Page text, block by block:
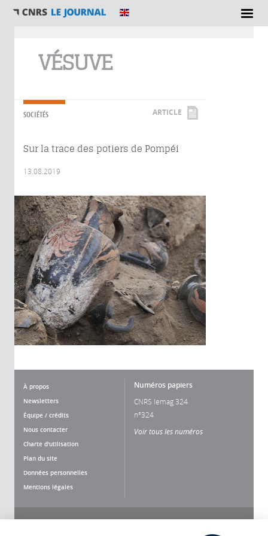
VÉSUVE
SOCIÉTÉS ARTICLE
Sur la trace des potiers de Pompéi
13.08.2019
À propos
Newsletters
Équipe / crédits
Nous contacter
Charte d'utilisation
Plan du site
Données personnelles
Mentions légales
Numéros papiers
CNRS lemag 324
n°324
Voir tous les numéros